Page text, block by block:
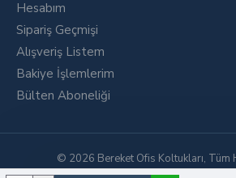
Hesabım
Sipariş Geçmişi
Alışveriş Listem
Bakiye İşlemlerim
Bülten Aboneliği
© 2026 Bereket Ofis Koltukları, Tüm